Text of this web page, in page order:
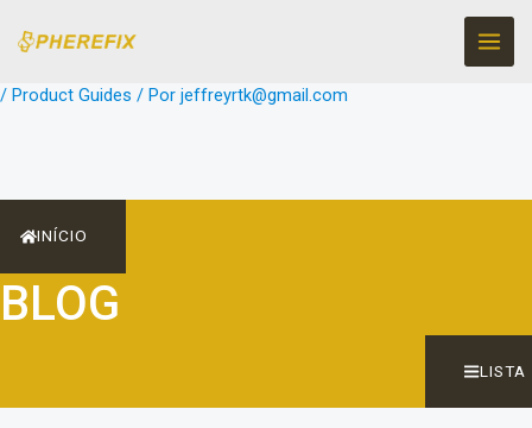
para
/ Product Guides / Por jeffreyrtk@gmail.com
INÍCIO
BLOG
LISTA